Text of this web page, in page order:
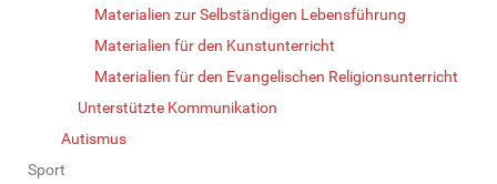
Materialien zur Selbständigen Lebensführung
Materialien für den Kunstunterricht
Materialien für den Evangelischen Religionsunterricht
Unterstützte Kommunikation
Autismus
Sport